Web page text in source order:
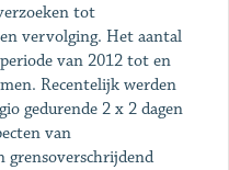
tot
vervolging. Het aantal
van 2012 tot en
Recentelijk werden
gedurende 2 x 2 dagen
van
grensoverschrijdend